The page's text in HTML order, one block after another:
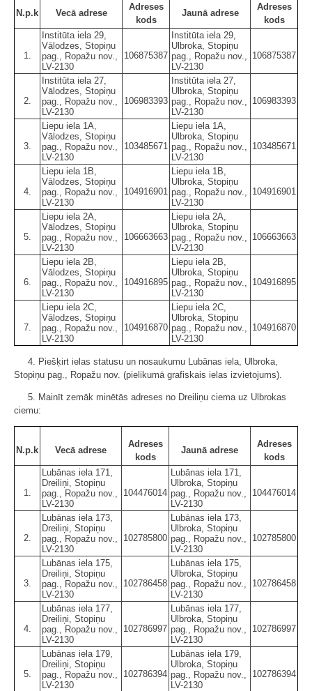
N.p.k Vecā adrese
Adreses
kods
Jaunā adrese
Adreses
kods
1.
Institūta iela 29,
Vālodzes, Stopiņu
pag., Ropažu nov.,
LV-2130
106875387
Institūta iela 29,
Ulbroka, Stopiņu
pag., Ropažu nov.,
LV-2130
106875387
2.
Institūta iela 27,
Vālodzes, Stopiņu
pag., Ropažu nov.,
LV-2130
106983393
Institūta iela 27,
Ulbroka, Stopiņu
pag., Ropažu nov.,
LV-2130
106983393
3.
Liepu iela 1A,
Vālodzes, Stopiņu
pag., Ropažu nov.,
LV-2130
103485671
Liepu iela 1A,
Ulbroka, Stopiņu
pag., Ropažu nov.,
LV-2130
103485671
4.
Liepu iela 1B,
Vālodzes, Stopiņu
pag., Ropažu nov.,
LV-2130
104916901
Liepu iela 1B,
Ulbroka, Stopiņu
pag., Ropažu nov.,
LV-2130
104916901
5.
Liepu iela 2A,
Vālodzes, Stopiņu
pag., Ropažu nov.,
LV-2130
106663663
Liepu iela 2A,
Ulbroka, Stopiņu
pag., Ropažu nov.,
LV-2130
106663663
6.
Liepu iela 2B,
Vālodzes, Stopiņu
pag., Ropažu nov.,
LV-2130
104916895
Liepu iela 2B,
Ulbroka, Stopiņu
pag., Ropažu nov.,
LV-2130
104916895
7.
Liepu iela 2C,
Vālodzes, Stopiņu
pag., Ropažu nov.,
LV-2130
104916870
Liepu iela 2C,
Ulbroka, Stopiņu
pag., Ropažu nov.,
LV-2130
104916870
4. Piešķirt ielas statusu un nosaukumu Lubānas iela, Ulbroka,
Stopiņu pag., Ropažu nov. (pielikumā grafiskais ielas izvietojums).
5. Mainīt zemāk minētās adreses no Dreiliņu ciema uz Ulbrokas
ciemu:
N.p.k Vecā adrese
Adreses
kods
Jaunā adrese
Adreses
kods
1.
Lubānas iela 171,
Dreiliņi, Stopiņu
pag., Ropažu nov.,
LV-2130
104476014
Lubānas iela 171,
Ulbroka, Stopiņu
pag., Ropažu nov.,
LV-2130
104476014
2.
Lubānas iela 173,
Dreiliņi, Stopiņu
pag., Ropažu nov.,
LV-2130
102785800
Lubānas iela 173,
Ulbroka, Stopiņu
pag., Ropažu nov.,
LV-2130
102785800
3.
Lubānas iela 175,
Dreiliņi, Stopiņu
pag., Ropažu nov.,
LV-2130
102786458
Lubānas iela 175,
Ulbroka, Stopiņu
pag., Ropažu nov.,
LV-2130
102786458
4.
Lubānas iela 177,
Dreiliņi, Stopiņu
pag., Ropažu nov.,
LV-2130
102786997
Lubānas iela 177,
Ulbroka, Stopiņu
pag., Ropažu nov.,
LV-2130
102786997
5.
Lubānas iela 179,
Dreiliņi, Stopiņu
pag., Ropažu nov.,
LV-2130
102786394
Lubānas iela 179,
Ulbroka, Stopiņu
pag., Ropažu nov.,
LV-2130
102786394